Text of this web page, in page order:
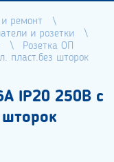
и ремонт
и розетки
Розетка ОП
пласт.без шторок
IP20 250В c
шторок